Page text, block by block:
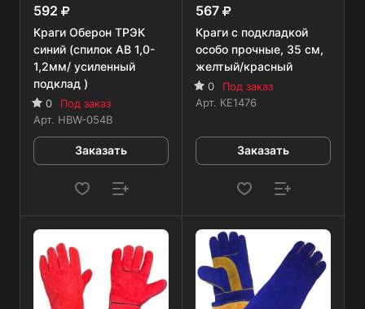
592
Краги Оберон ТРЭК
синий (спилок AB 1,0-
1,2мм/ усиленный
подклад )
0
Под заказ
Арт. HBW-054B
Заказать
567
Краги с подкладкой
особо прочные, 35 см,
желтый/красный
0
Под заказ
Арт. КЕ1476
Заказать